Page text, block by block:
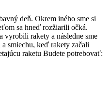
deň. Okrem iného sme si
sa hneď rozžiarili očká.
vyrobili rakety a následne sme
smiechu, keď rakety začali
raketu Budete potrebovať: